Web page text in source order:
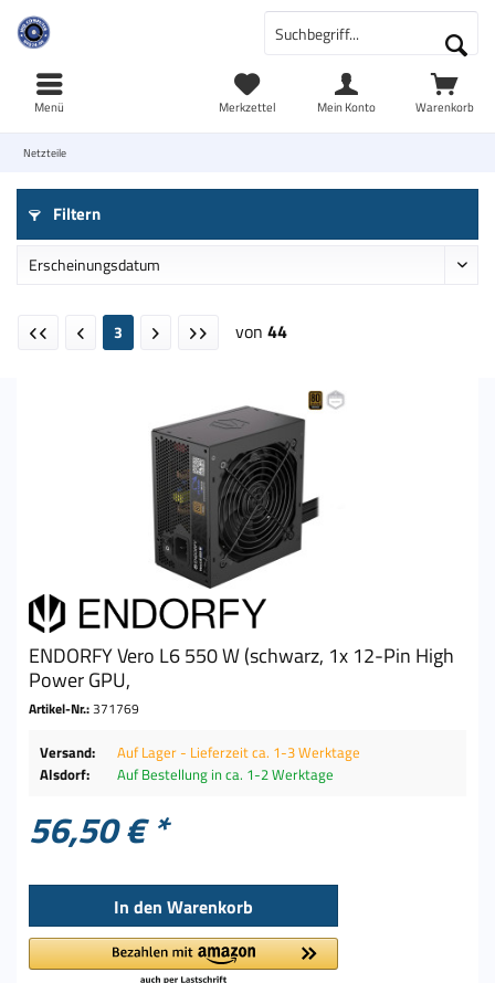
Warenkorb
Merkzettel Mein Konto
Menü
Netzteile
Filtern
3 von 44
ENDORFY Vero L6 550 W (schwarz, 1x 12-Pin High
Power GPU,
Artikel-Nr.:371769
Versand:
Auf Lager - Lieferzeit ca. 1-3 Werktage
Alsdorf:
Auf Bestellung in ca. 1-2 Werktage
56,50 € *
In den Warenkorb